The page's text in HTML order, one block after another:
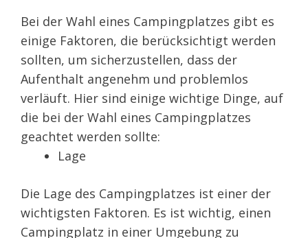
Bei der Wahl eines Campingplatzes gibt es
einige Faktoren, die berücksichtigt werden
sollten, um sicherzustellen, dass der
Aufenthalt angenehm und problemlos
verläuft. Hier sind einige wichtige Dinge, auf
die bei der Wahl eines Campingplatzes
geachtet werden sollte:
Lage
Die Lage des Campingplatzes ist einer der
wichtigsten Faktoren. Es ist wichtig, einen
Campingplatz in einer Umgebung zu